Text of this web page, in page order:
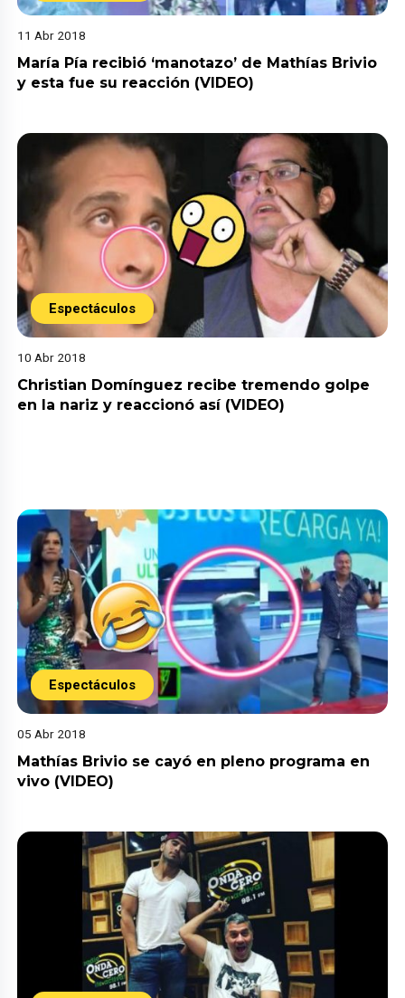
11 Abr 2018
María Pía recibió ‘manotazo’ de Mathías Brivio
y esta fue su reacción (VIDEO)
Espectáculos
10 Abr 2018
Christian Domínguez recibe tremendo golpe
en la nariz y reaccionó así (VIDEO)
Espectáculos
05 Abr 2018
Mathías Brivio se cayó en pleno programa en
vivo (VIDEO)